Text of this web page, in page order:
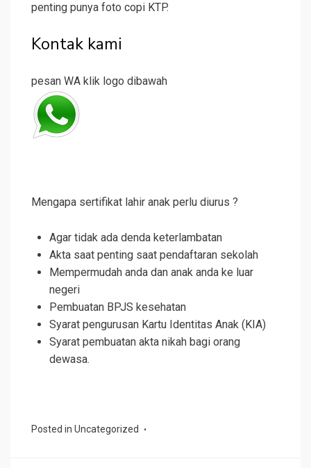
penting punya foto copi KTP.
Kontak kami
pesan WA klik logo dibawah
Mengapa sertifikat lahir anak perlu diurus ?
Agar tidak ada denda keterlambatan
Akta saat penting saat pendaftaran sekolah
Mempermudah anda dan anak anda ke luar
negeri
Pembuatan BPJS kesehatan
Syarat pengurusan Kartu Identitas Anak (KIA)
Syarat pembuatan akta nikah bagi orang
dewasa.
Posted in Uncategorized